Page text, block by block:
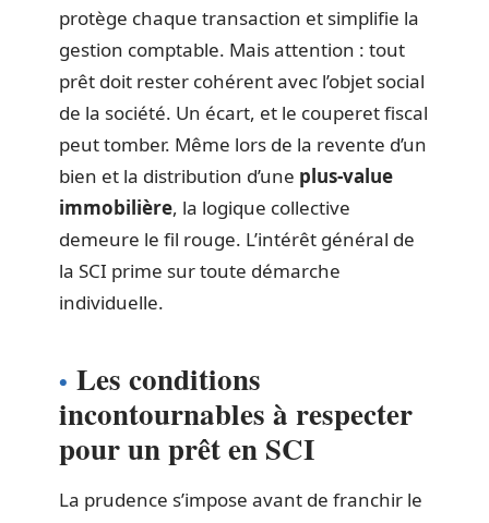
protège chaque transaction et simplifie la
gestion comptable. Mais attention : tout
prêt doit rester cohérent avec l’objet social
de la société. Un écart, et le couperet fiscal
peut tomber. Même lors de la revente d’un
bien et la distribution d’une plus-value
immobilière, la logique collective
demeure le fil rouge. L’intérêt général de
la SCI prime sur toute démarche
individuelle.
Les conditions
incontournables à respecter
pour un prêt en SCI
La prudence s’impose avant de franchir le